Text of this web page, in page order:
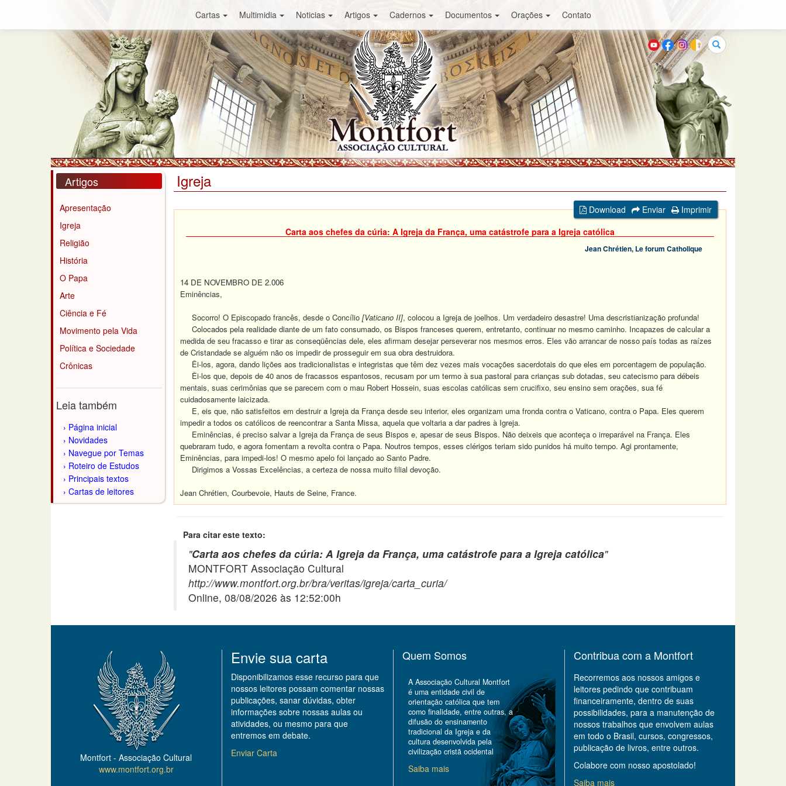
Cartas Multimidia Noticias Artigos Cadernos Documentos Orações Contato
Buscar
Artigos
Apresentação
Igreja
Religião
História
O Papa
Arte
Ciência e Fé
Movimento pela Vida
Política e Sociedade
Crônicas
Leia também
Página inicial
Novidades
Navegue por Temas
Roteiro de Estudos
Principais textos
Cartas de leitores
Igreja
Download Enviar
Imprimir
Carta aos chefes da cúria: A Igreja da França, uma catástrofe para a Igreja católica
Jean Chrétien, Le forum Catholique
14 DE NOVEMBRO DE 2.006
Eminências,
Socorro! O Episcopado francês, desde o Concílio [Vaticano II], colocou a Igreja de joelhos. Um verdadeiro desastre! Uma descristianização profunda!
Colocados pela realidade diante de um fato consumado, os Bispos franceses querem, entretanto, continuar no mesmo caminho. Incapazes de calcular a
medida de seu fracasso e tirar as conseqüências dele, eles afirmam desejar perseverar nos mesmos erros. Eles vão arrancar de nosso país todas as raízes
de Cristandade se alguém não os impedir de prosseguir em sua obra destruidora.
Êi-los, agora, dando lições aos tradicionalistas e integristas que têm dez vezes mais vocações sacerdotais do que eles em porcentagem de população.
Êi-los que, depois de 40 anos de fracassos espantosos, recusam por um termo à sua pastoral para crianças sub dotadas, seu catecismo para débeis
mentais, suas cerimônias que se parecem com o mau Robert Hossein, suas escolas católicas sem crucifixo, seu ensino sem orações, sua fé
cuidadosamente laicizada.
E, eis que, não satisfeitos em destruir a Igreja da França desde seu interior, eles organizam uma fronda contra o Vaticano, contra o Papa. Eles querem
impedir a todos os católicos de reencontrar a Santa Missa, aquela que voltaria a dar padres à Igreja.
Eminências, é preciso salvar a Igreja da França de seus Bispos e, apesar de seus Bispos. Não deixeis que aconteça o irreparável na França. Eles
quebraram tudo, e agora fomentam a revolta contra o Papa. Noutros tempos, esses clérigos teriam sido punidos há muito tempo. Agi prontamente,
Eminências, para impedi-los! O mesmo apelo foi lançado ao Santo Padre.
Dirigimos a Vossas Excelências, a certeza de nossa muito filial devoção.
Jean Chrétien, Courbevoie, Hauts de Seine, France.
Para citar este texto:
"Carta aos chefes da cúria: A Igreja da França, uma catástrofe para a Igreja católica"
MONTFORT Associação Cultural
http://www.montfort.org.br/bra/veritas/igreja/carta_curia/
Online, 08/08/2026 às 12:52:00h
Montfort - Associação Cultural
www.montfort.org.br
Envie sua carta
Disponibilizamos esse recurso para que
nossos leitores possam comentar nossas
publicações, sanar dúvidas, obter
informações sobre nossas aulas ou
atividades, ou mesmo para que
entremos em debate.
Enviar Carta
Quem Somos
A Associação Cultural Montfort
é uma entidade civil de
orientação católica que tem
como finalidade, entre outras, a
difusão do ensinamento
tradicional da Igreja e da
cultura desenvolvida pela
civilização cristã ocidental
Saiba mais
Contribua com a Montfort
Recorremos aos nossos amigos e
leitores pedindo que contribuam
financeiramente, dentro de suas
possibilidades, para a manutenção de
nossos trabalhos que envolvem aulas
em todo o Brasil, cursos, congressos,
publicação de livros, entre outros.
Colabore com nosso apostolado!
Saiba mais